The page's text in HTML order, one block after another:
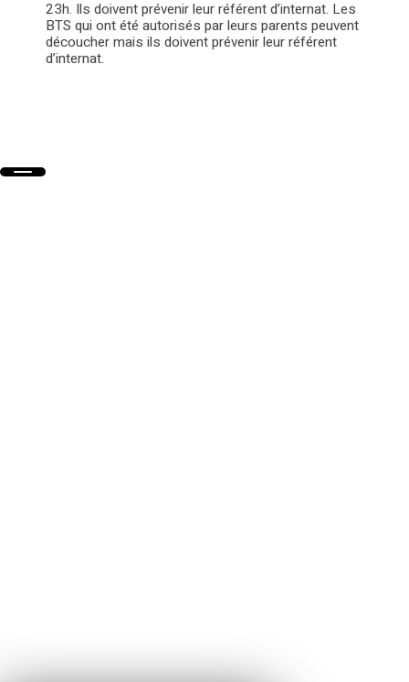
23h. Ils doivent prévenir leur référent d’internat. Les
BTS qui ont été autorisés par leurs parents peuvent
découcher mais ils doivent prévenir leur référent
d’internat.